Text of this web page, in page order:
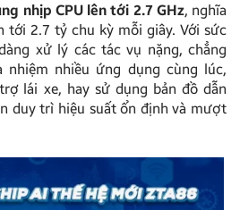
nhịp CPU lên tới 2.7 GHz, nghĩa
tới 2.7 tỷ chu kỳ mỗi giây. Với sức
xử lý các tác vụ nặng, chẳng
nhiệm nhiều ứng dụng cùng lúc,
lái xe, hay sử dụng bản đồ dẫn
duy trì hiệu suất ổn định và mượt